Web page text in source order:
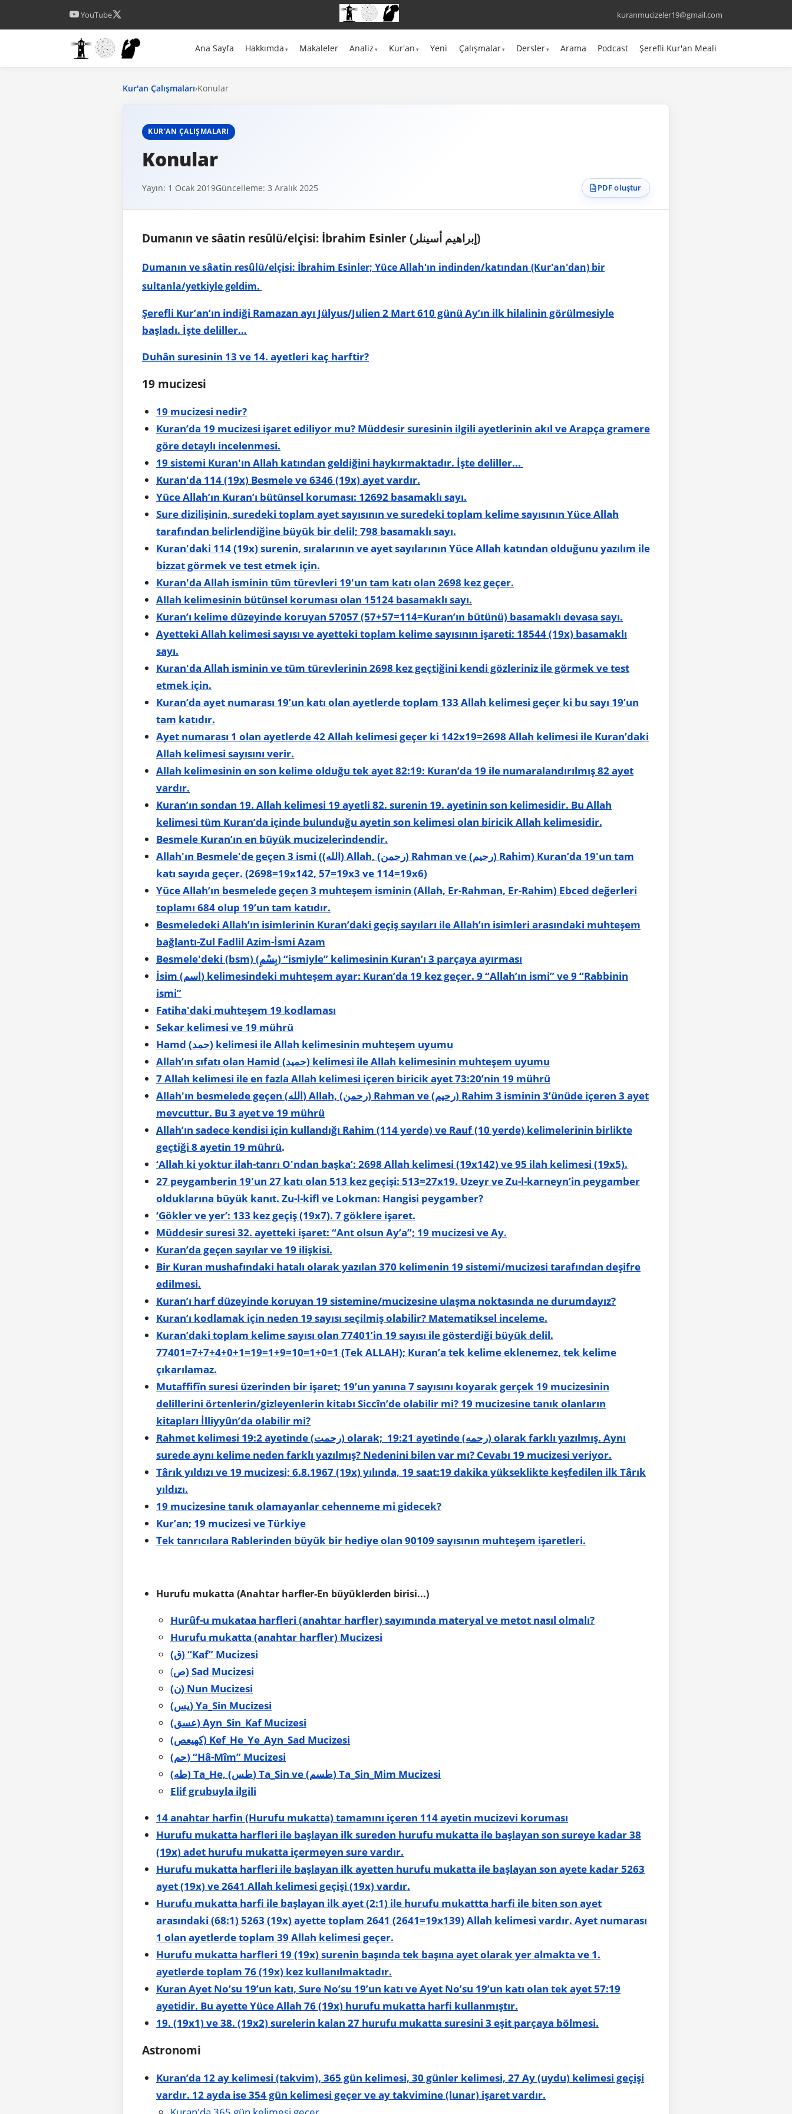
YouTube kuranmucizeler19@gmail.com
Ana Sayfa Hakkımda Makaleler Analiz Kur'an Yeni Çalışmalar Dersler Arama Podcast Şerefli Kur'an Meali
Kur'an Çalışmaları›Konular
KUR'AN ÇALIŞMALARI
Konular
Yayın: 1 Ocak 2019Güncelleme: 3 Aralık 2025 PDF oluştur
Dumanın ve sâatin resûlü/elçisi: İbrahim Esinler (إبراهيم أسينلر)
Dumanın ve sâatin resûlü/elçisi: İbrahim Esinler; Yüce Allah'ın indinden/katından (Kur'an'dan) bir
sultanla/yetkiyle geldim.
Şerefli Kur’an’ın indiği Ramazan ayı Jülyus/Julien 2 Mart 610 günü Ay’ın ilk hilalinin görülmesiyle
başladı. İşte deliller…
Duhân suresinin 13 ve 14. ayetleri kaç harftir?
19 mucizesi
19 mucizesi nedir?
Kuran’da 19 mucizesi işaret ediliyor mu? Müddesir suresinin ilgili ayetlerinin akıl ve Arapça gramere
göre detaylı incelenmesi.
19 sistemi Kuran'ın Allah katından geldiğini haykırmaktadır. İşte deliller...
Kuran'da 114 (19x) Besmele ve 6346 (19x) ayet vardır.
Yüce Allah’ın Kuran’ı bütünsel koruması: 12692 basamaklı sayı.
Sure dizilişinin, suredeki toplam ayet sayısının ve suredeki toplam kelime sayısının Yüce Allah
tarafından belirlendiğine büyük bir delil; 798 basamaklı sayı.
Kuran'daki 114 (19x) surenin, sıralarının ve ayet sayılarının Yüce Allah katından olduğunu yazılım ile
bizzat görmek ve test etmek için.
Kuran'da Allah isminin tüm türevleri 19'un tam katı olan 2698 kez geçer.
Allah kelimesinin bütünsel koruması olan 15124 basamaklı sayı.
Kuran’ı kelime düzeyinde koruyan 57057 (57+57=114=Kuran’ın bütünü) basamaklı devasa sayı.
Ayetteki Allah kelimesi sayısı ve ayetteki toplam kelime sayısının işareti: 18544 (19x) basamaklı
sayı.
Kuran'da Allah isminin ve tüm türevlerinin 2698 kez geçtiğini kendi gözleriniz ile görmek ve test
etmek için.
Kuran’da ayet numarası 19’un katı olan ayetlerde toplam 133 Allah kelimesi geçer ki bu sayı 19’un
tam katıdır.
Ayet numarası 1 olan ayetlerde 42 Allah kelimesi geçer ki 142x19=2698 Allah kelimesi ile Kuran’daki
Allah kelimesi sayısını verir.
Allah kelimesinin en son kelime olduğu tek ayet 82:19: Kuran’da 19 ile numaralandırılmış 82 ayet
vardır.
Kuran’ın sondan 19. Allah kelimesi 19 ayetli 82. surenin 19. ayetinin son kelimesidir. Bu Allah
kelimesi tüm Kuran’da içinde bulunduğu ayetin son kelimesi olan biricik Allah kelimesidir.
Besmele Kuran’ın en büyük mucizelerindendir.
Allah'ın Besmele'de geçen 3 ismi ((الله) Allah, (رحمن) Rahman ve (رحيم) Rahim) Kuran’da 19'un tam
katı sayıda geçer. (2698=19x142, 57=19x3 ve 114=19x6)
Yüce Allah’ın besmelede geçen 3 muhteşem isminin (Allah, Er-Rahman, Er-Rahim) Ebced değerleri
toplamı 684 olup 19’un tam katıdır.
Besmeledeki Allah’ın isimlerinin Kuran’daki geçiş sayıları ile Allah’ın isimleri arasındaki muhteşem
bağlantı-Zul Fadlil Azim-İsmi Azam
Besmele'deki (bsm) (بِسْمِ) “ismiyle” kelimesinin Kuran’ı 3 parçaya ayırması
İsim (اسم) kelimesindeki muhteşem ayar: Kuran’da 19 kez geçer. 9 “Allah’ın ismi” ve 9 “Rabbinin
ismi”
Fatiha'daki muhteşem 19 kodlaması
Sekar kelimesi ve 19 mührü
Hamd (حمد) kelimesi ile Allah kelimesinin muhteşem uyumu
Allah’ın sıfatı olan Hamid (حميد) kelimesi ile Allah kelimesinin muhteşem uyumu
7 Allah kelimesi ile en fazla Allah kelimesi içeren biricik ayet 73:20’nin 19 mührü
Allah'ın besmelede geçen (الله) Allah, (رحمن) Rahman ve (رحيم) Rahim 3 isminin 3’ünüde içeren 3 ayet
mevcuttur. Bu 3 ayet ve 19 mührü
Allah’ın sadece kendisi için kullandığı Rahim (114 yerde) ve Rauf (10 yerde) kelimelerinin birlikte
geçtiği 8 ayetin 19 mührü.
‘Allah ki yoktur ilah-tanrı O'ndan başka’: 2698 Allah kelimesi (19x142) ve 95 ilah kelimesi (19x5).
27 peygamberin 19'un 27 katı olan 513 kez geçişi: 513=27x19. Uzeyr ve Zu-l-karneyn’in peygamber
olduklarına büyük kanıt. Zu-l-kifl ve Lokman: Hangisi peygamber?
‘Gökler ve yer’: 133 kez geçiş (19x7). 7 göklere işaret.
Müddesir suresi 32. ayetteki işaret: “Ant olsun Ay’a”; 19 mucizesi ve Ay.
Kuran’da geçen sayılar ve 19 ilişkisi.
Bir Kuran mushafındaki hatalı olarak yazılan 370 kelimenin 19 sistemi/mucizesi tarafından deşifre
edilmesi.
Kuran’ı harf düzeyinde koruyan 19 sistemine/mucizesine ulaşma noktasında ne durumdayız?
Kuran’ı kodlamak için neden 19 sayısı seçilmiş olabilir? Matematiksel inceleme.
Kuran’daki toplam kelime sayısı olan 77401’in 19 sayısı ile gösterdiği büyük delil.
77401=7+7+4+0+1=19=1+9=10=1+0=1 (Tek ALLAH); Kuran’a tek kelime eklenemez, tek kelime
çıkarılamaz.
Mutaffifîn suresi üzerinden bir işaret; 19’un yanına 7 sayısını koyarak gerçek 19 mucizesinin
delillerini örtenlerin/gizleyenlerin kitabı Siccîn’de olabilir mi? 19 mucizesine tanık olanların
kitapları İlliyyûn’da olabilir mi?
Rahmet kelimesi 19:2 ayetinde (رحمت) olarak; 19:21 ayetinde (رحمه) olarak farklı yazılmış. Aynı
surede aynı kelime neden farklı yazılmış? Nedenini bilen var mı? Cevabı 19 mucizesi veriyor.
Târık yıldızı ve 19 mucizesi; 6.8.1967 (19x) yılında, 19 saat:19 dakika yükseklikte keşfedilen ilk Târık
yıldızı.
19 mucizesine tanık olamayanlar cehenneme mi gidecek?
Kur’an; 19 mucizesi ve Türkiye
Tek tanrıcılara Rablerinden büyük bir hediye olan 90109 sayısının muhteşem işaretleri.
Hurufu mukatta (Anahtar harfler-En büyüklerden birisi...)
Hurûf-u mukataa harfleri (anahtar harfler) sayımında materyal ve metot nasıl olmalı?
Hurufu mukatta (anahtar harfler) Mucizesi
(ق) “Kaf” Mucizesi
(
ص) Sad Mucizesi
(ن) Nun Mucizesi
(يس) Ya_Sin Mucizesi
(عسق) Ayn_Sin_Kaf Mucizesi
(كهيعص) Kef_He_Ye_Ayn_Sad Mucizesi
(حم) “Hâ-Mîm” Mucizesi
(طه) Ta_He, (طس) Ta_Sin ve (طسم) Ta_Sin_Mim Mucizesi
Elif grubuyla ilgili
14 anahtar harfin (Hurufu mukatta) tamamını içeren 114 ayetin mucizevi koruması
Hurufu mukatta harfleri ile başlayan ilk sureden hurufu mukatta ile başlayan son sureye kadar 38
(19x) adet hurufu mukatta içermeyen sure vardır.
Hurufu mukatta harfleri ile başlayan ilk ayetten hurufu mukatta ile başlayan son ayete kadar 5263
ayet (19x) ve 2641 Allah kelimesi geçişi (19x) vardır.
Hurufu mukatta harfi ile başlayan ilk ayet (2:1) ile hurufu mukattta harfi ile biten son ayet
arasındaki (68:1) 5263 (19x) ayette toplam 2641 (2641=19x139) Allah kelimesi vardır. Ayet numarası
1 olan ayetlerde toplam 39 Allah kelimesi geçer.
Hurufu mukatta harfleri 19 (19x) surenin başında tek başına ayet olarak yer almakta ve 1.
ayetlerde toplam 76 (19x) kez kullanılmaktadır.
Kuran Ayet No’su 19’un katı, Sure No’su 19’un katı ve Ayet No’su 19’un katı olan tek ayet 57:19
ayetidir. Bu ayette Yüce Allah 76 (19x) hurufu mukatta harfi kullanmıştır.
19. (19x1) ve 38. (19x2) surelerin kalan 27 hurufu mukatta suresini 3 eşit parçaya bölmesi.
Astronomi
Kuran’da 12 ay kelimesi (takvim), 365 gün kelimesi, 30 günler kelimesi, 27 Ay (uydu) kelimesi geçişi
vardır. 12 ayda ise 354 gün kelimesi geçer ve ay takvimine (lunar) işaret vardır.